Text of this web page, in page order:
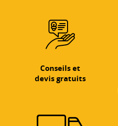
Conseils et
devis gratuits